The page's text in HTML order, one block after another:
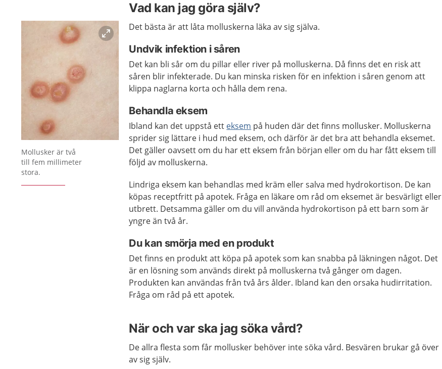
Vad kan jag göra själv?
Förstora bilden
Mollusker är två
till fem millimeter
stora.
Det bästa är att låta molluskerna läka av sig själva.
Undvik infektion i såren
Det kan bli sår om du pillar eller river på molluskerna. Då finns det en risk att
såren blir infekterade. Du kan minska risken för en infektion i såren genom att
klippa naglarna korta och hålla dem rena.
Behandla eksem
Ibland kan det uppstå ett eksem på huden där det finns mollusker. Molluskerna
sprider sig lättare i hud med eksem, och därför är det bra att behandla eksemet.
Det gäller oavsett om du har ett eksem från början eller om du har fått eksem till
följd av molluskerna.
Lindriga eksem kan behandlas med kräm eller salva med hydrokortison. De kan
köpas receptfritt på apotek. Fråga en läkare om råd om eksemet är besvärligt eller
utbrett. Detsamma gäller om du vill använda hydrokortison på ett barn som är
yngre än två år.
Du kan smörja med en produkt
Det finns en produkt att köpa på apotek som kan snabba på läkningen något. Det
är en lösning som används direkt på molluskerna två gånger om dagen.
Produkten kan användas från två års ålder. Ibland kan den orsaka hudirritation.
Fråga om råd på ett apotek.
När och var ska jag söka vård?
De allra flesta som får mollusker behöver inte söka vård. Besvären brukar gå över
av sig själv.